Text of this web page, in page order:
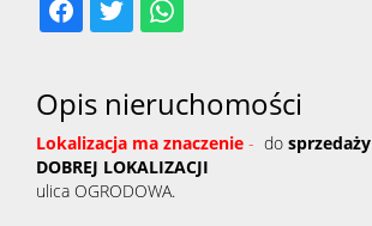
Opis nieruchomości
Lokalizacja ma znaczenie - do sprzedaży
DOBREJ LOKALIZACJI
ulica OGRODOWA.